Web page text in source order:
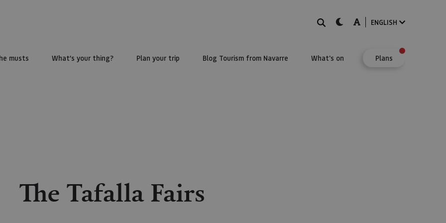
Searchdark-mode
A-modeENGLISH
musts What’s your thing? Plan your trip Blog Tourism from Navarre What's on Plans
The Tafalla Fairs